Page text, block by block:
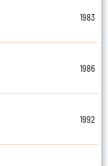
1983
1986
1992